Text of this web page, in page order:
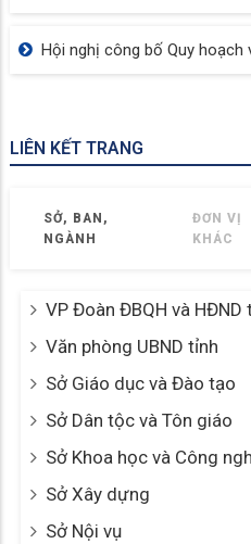
Hội nghị công bố Quy hoạch
LIÊN KẾT TRANG
SỞ, BAN,
NGÀNH
ĐƠN VỊ
KHÁC
VP Đoàn ĐBQH và HĐND
Văn phòng UBND tỉnh
Sở Giáo dục và Đào tạo
Sở Dân tộc và Tôn giáo
Sở Khoa học và Công
Sở Xây dựng
Sở Nội vụ